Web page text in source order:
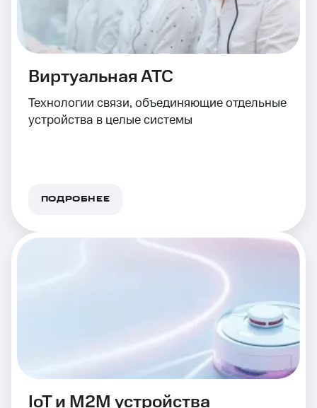
Виртуальная АТС
Технологии связи, объединяющие отдельные
устройства в целые системы
ПОДРОБНЕЕ
IoT и M2M устройства